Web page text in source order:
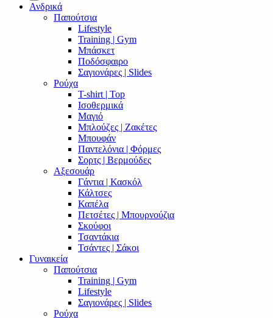
Ανδρικά
Παπούτσια
Lifestyle
Training | Gym
Μπάσκετ
Ποδόσφαιρο
Σαγιονάρες | Slides
Ρούχα
T-shirt | Top
Ισοθερμικά
Μαγιό
Μπλούζες | Ζακέτες
Μπουφάν
Παντελόνια | Φόρμες
Σορτς | Βερμούδες
Αξεσουάρ
Γάντια | Κασκόλ
Κάλτσες
Καπέλα
Πετσέτες | Μπουρνούζια
Σκούφοι
Τσαντάκια
Τσάντες | Σάκοι
Γυναικεία
Παπούτσια
Training | Gym
Lifestyle
Σαγιονάρες | Slides
Ρούχα